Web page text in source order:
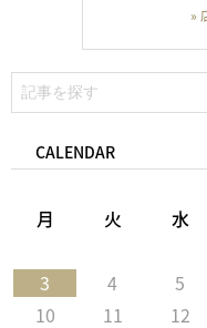
»
索:
CALENDAR
月 火 水
3
4 5
10
11 12